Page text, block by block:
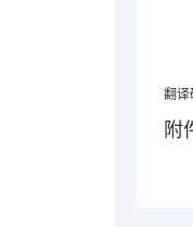
翻
附